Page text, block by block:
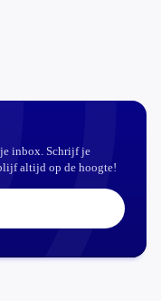
inbox. Schrijf je
altijd op de hoogte!